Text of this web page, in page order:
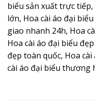
biểu sản xuất trực
lớn, Hoa cài áo đại
giao nhanh 24h, Hoa
Hoa cài áo đại biểu
đẹp toàn quốc, Hoa
cài áo đại biểu thương